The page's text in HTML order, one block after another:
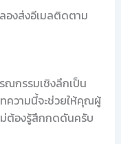
องส่งอีเมลติดตาม
ณกรรมเชิงลึกเป็น
ความนี้จะช่วยให้คุณผู้
ม่ต้องรู้สึกกดดันครับ